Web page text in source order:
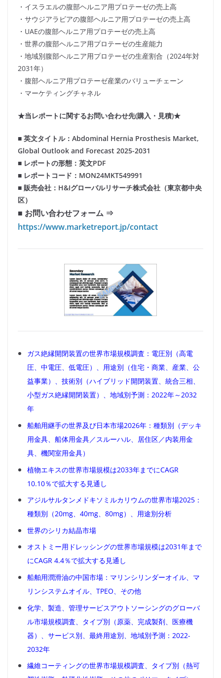
・イスラエルの腹部ヘルニア用プロテーゼの売上高
・サウジアラビアの腹部ヘルニア用プロテーゼの売上高
・UAEの腹部ヘルニア用プロテーゼの売上高
・世界の腹部ヘルニア用プロテーゼの生産能力
・地域別腹部ヘルニア用プロテーゼの生産割合（2024年対
2031年）
・腹部ヘルニア用プロテーゼ産業のバリューチェーン
・マーケティングチャネル
★当レポートに関するお問い合わせ先(購入・見積)★
■ 英文タイトル：Abdominal Hernia Prosthesis Market,
Global Outlook and Forecast 2025-2031
■ レポートの形態：英文PDF
■ レポートコード：MON24MKT549991
■ 販売会社：H&Iグローバルリサーチ株式会社（東京都中央
区）
■ お問い合わせフォーム ⇒
https://www.marketreport.jp/contact
ガス絶縁開閉装置の世界市場規模調査：電圧別（高電
圧、中電圧、低電圧）、用途別（住宅・商業、産業、公
益事業）、技術別（ハイブリッド開閉装置、統合三相、
小型ガス絶縁開閉装置）、地域別予測：2022年～2032
年
船舶用継手の世界及び日本市場2026年：種類別（デッキ
用金具、船体用金具／スルーハル、居住区／内装用金
具、機関室用金具）
植物エキスの世界市場規模は2033年までにCAGR
10.10％で拡大する見通し
アジルサルタンメドキソミルカリウムの世界市場2025：
種類別（20mg、40mg、80mg）、用途別分析
世界のシリカ結晶市場
オストミー用ドレッシングの世界市場規模は2031年まで
にCAGR 4.4％で拡大する見通し
船舶用潤滑油の中国市場：マリンシリンダーオイル、マ
リンシステムオイル、TPEO、その他
化学、製造、管理サービスアウトソーシングのグローバ
ル市場規模調査、タイプ別（原薬、完成製剤、医療機
器）、サービス別、最終用途別、地域別予測：2022-
2032年
繊維コーティングの世界市場規模調査、タイプ別（熱可